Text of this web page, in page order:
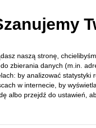
Pochwal się
się opinią i
naszą stronę,
zbierania danych (m.in.
by analizować
w internecie, by
albo przejdź do ustawień,